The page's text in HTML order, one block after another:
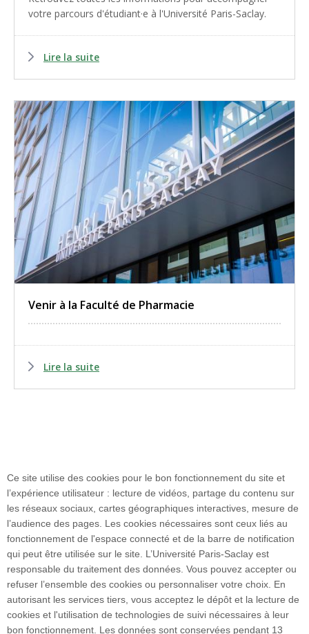
votre parcours d'étudiant·e à l'Université Paris-Saclay.
Lire la suite
Venir à la Faculté de Pharmacie
Lire la suite
Faculté de pharmacie
17 avenue des Sciences
91400 ORSAY
Tél. : +33 1 80 00 60 20
Accès :
• Voiture : N118 - sortie 9 "Centre Universitaire"
• Transport en commun : RER B puis bus : 91-
06 / 91-10 / 7 / 9 / 11
Ce site utilise des cookies pour le bon fonctionnement du site et
l’expérience utilisateur : lecture de vidéos, partage du contenu sur
les réseaux sociaux, cartes géographiques interactives, mesure de
l’audience des pages. Les cookies nécessaires sont ceux liés au
fonctionnement de l'espace connecté et de la barre de notification
qui peut être utilisée sur le site. L’Université Paris-Saclay est
responsable du traitement des données. Vous pouvez accepter ou
refuser l’ensemble des cookies ou personnaliser votre choix. En
autorisant les services tiers, vous acceptez le dépôt et la lecture de
cookies et l'utilisation de technologies de suivi nécessaires à leur
bon fonctionnement. Les données sont conservées pendant 13